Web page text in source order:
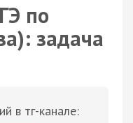
по
задача
в тг-канале: